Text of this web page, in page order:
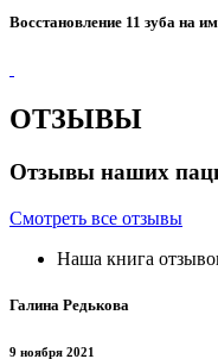
Восстановление 11 зуба на
ОТЗЫВЫ
Отзывы наших
Смотреть все отзывы
Наша книга
Галина Редькова
9 ноября 2021